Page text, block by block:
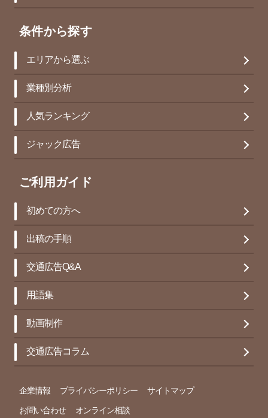
条件から探す
エリアから選ぶ
業種別分析
人気ランキング
ジャック広告
ご利用ガイド
初めての方へ
出稿の手順
交通広告Q&A
用語集
動画制作
交通広告コラム
企業情報 プライバシーポリシー サイトマップ
お問い合わせ オンライン相談